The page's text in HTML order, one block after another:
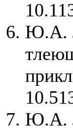
Ю.А.
Ю.А.